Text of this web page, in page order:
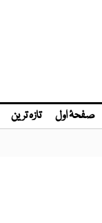
صفحۂ اول تازہ ترین